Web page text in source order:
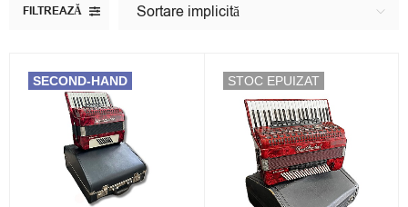
FILTREAZĂ Sortare implicită
SECOND-HAND STOC EPUIZAT